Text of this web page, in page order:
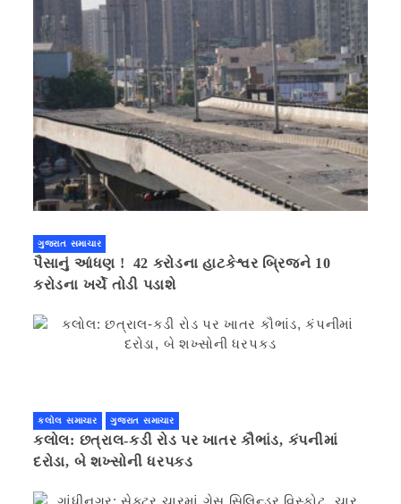
ગુજરાત સમાચાર
પૈસાનું આંધણ ! 42 કરોડના હાટકેશ્વર બ્રિજને 10
કરોડના ખર્ચે તોડી પડાશે
કલોલ સમાચાર ગુજરાત સમાચાર
કલોલ: છત્રાલ-કડી રોડ પર ખાતર કૌભાંડ, કંપનીમાં
દરોડા, બે શખ્સોની ધરપકડ